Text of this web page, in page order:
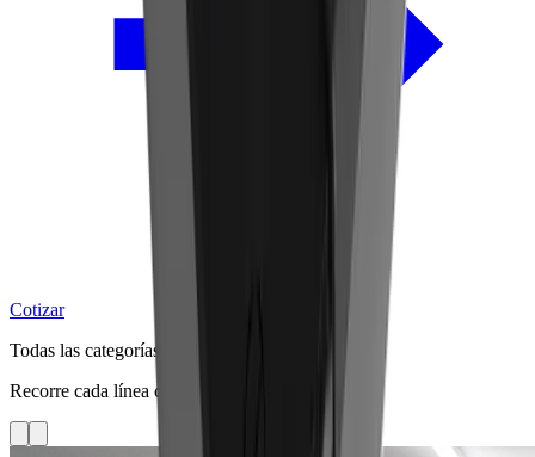
Cotizar
Todas las categorías
Recorre cada línea con fotos limpias del catálogo.